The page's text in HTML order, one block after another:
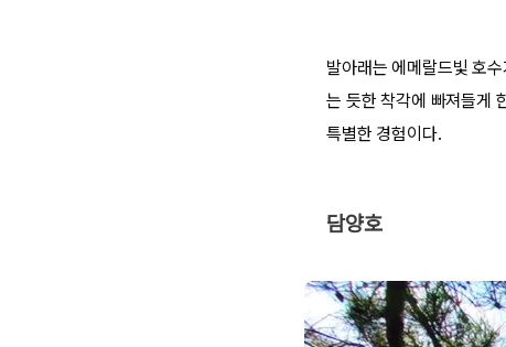
발아래는 에메랄드빛 호
는 듯한 착각에 빠져들게
특별한 경험이다.
담양호